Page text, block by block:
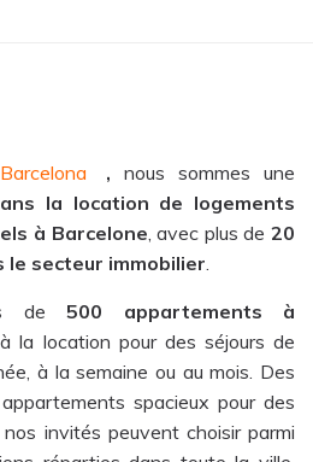
, nous sommes une
la location de logements
à Barcelone, avec plus de 20
le secteur immobilier.
de 500 appartements à
la location pour des séjours de
à la semaine ou au mois. Des
spacieux pour des
invités peuvent choisir parmi